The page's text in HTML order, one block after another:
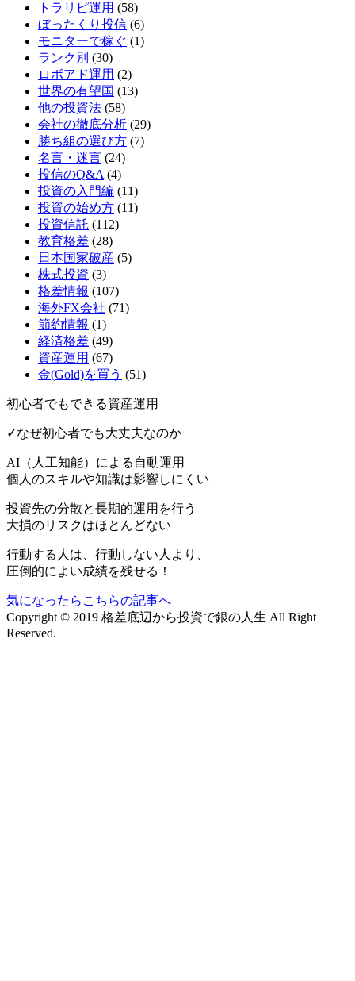
トラリピ運用 (58)
ぼったくり投信 (6)
モニターで稼ぐ (1)
ランク別 (30)
ロボアド運用 (2)
世界の有望国 (13)
他の投資法 (58)
会社の徹底分析 (29)
勝ち組の選び方 (7)
名言・迷言 (24)
投信のQ&A (4)
投資の入門編 (11)
投資の始め方 (11)
投資信託 (112)
教育格差 (28)
日本国家破産 (5)
株式投資 (3)
格差情報 (107)
海外FX会社 (71)
節約情報 (1)
経済格差 (49)
資産運用 (67)
金(Gold)を買う (51)
初心者でもできる資産運用
✓なぜ初心者でも大丈夫なのか
AI（人工知能）による 自動運用
個人のスキルや知識は影響しにくい
投資先の分散と長期的運用を行う
大損のリスクはほとんどない
行動する人は、行動しない人より、
圧倒的によい成績を残せる！
気になったらこちらの記事へ
Copyright © 2019 格差底辺から投資で銀の人生 All Right
Reserved.